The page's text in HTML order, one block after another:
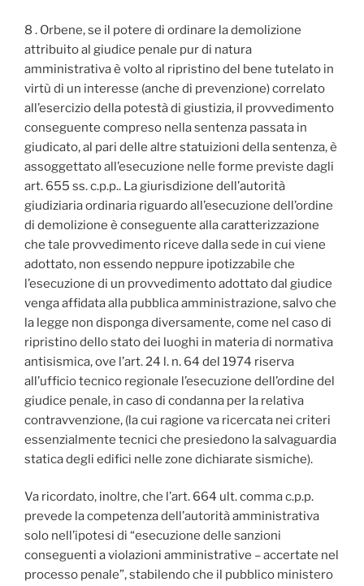
8 . Orbene, se il potere di ordinare la demolizione
attribuito al giudice penale pur di natura
amministrativa è volto al ripristino del bene tutelato in
virtù di un interesse (anche di prevenzione) correlato
all’esercizio della potestà di giustizia, il provvedimento
conseguente compreso nella sentenza passata in
giudicato, al pari delle altre statuizioni della sentenza, è
assoggettato all’esecuzione nelle forme previste dagli
art. 655 ss. c.p.p.. La giurisdizione dell’autorità
giudiziaria ordinaria riguardo all’esecuzione dell’ordine
di demolizione è conseguente alla caratterizzazione
che tale provvedimento riceve dalla sede in cui viene
adottato, non essendo neppure ipotizzabile che
l’esecuzione di un provvedimento adottato dal giudice
venga affidata alla pubblica amministrazione, salvo che
la legge non disponga diversamente, come nel caso di
ripristino dello stato dei luoghi in materia di normativa
antisismica, ove l’art. 24 l. n. 64 del 1974 riserva
all’ufficio tecnico regionale l’esecuzione dell’ordine del
giudice penale, in caso di condanna per la relativa
contravvenzione, (la cui ragione va ricercata nei criteri
essenzialmente tecnici che presiedono la salvaguardia
statica degli edifici nelle zone dichiarate sismiche).
Va ricordato, inoltre, che l’art. 664 ult. comma c.p.p.
prevede la competenza dell’autorità amministrativa
solo nell’ipotesi di “esecuzione delle sanzioni
conseguenti a violazioni amministrative – accertate nel
processo penale”, stabilendo che il pubblico ministero